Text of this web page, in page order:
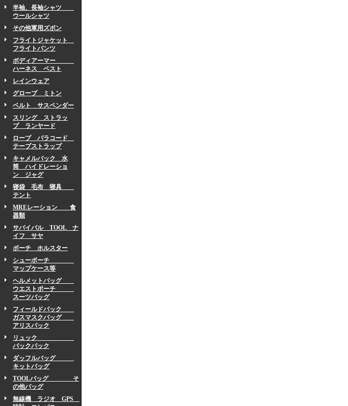
半袖、長袖シャツ
ウールシャツ
その他軍用ズボン
フライトジャケット
フライトパンツ
ボディアーマー
ハーネス ベスト
レインウェア
グローブ ミトン
ベルト サスペンダー
スリング ストラッ
プ ランヤード
ロープ パラコード
テープストラップ
キャメルバック 水
筒 ハイドレーショ
ン ジャグ
寝袋 毛布 寝具
テント
MREレーション 食
器類
サバイバル TOOL ナ
イフ サヤ
ボーチ ホルスター
シューポーチ
マップケース等
ヘルメットバッグ
ウエストポーチ
スーツバッグ
フィールドパック
ガスマスクバッグ
アリスパック
リュック
バックパック
ダッフルバッグ
キットバッグ
TOOLバッグ そ
の他バッグ
無線機 ラジオ GPS